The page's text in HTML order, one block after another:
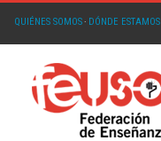
QUIÉNES SOMOS· DÓNDE ESTAMOS